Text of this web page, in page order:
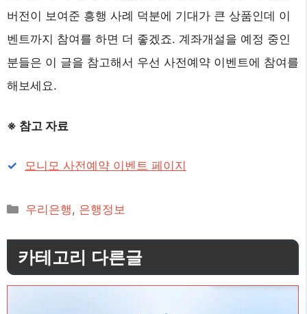
버전이 보여준 흥행 사례 덕분에 기대가 큰 상품인데 이
벤트까지 참여를 하면 더 좋겠죠. 계좌개설을 예정 중인
분들은 이 글을 참고해서 우선 사전예약 이벤트에 참여를
해보세요.
※ 참고 자료
모니모 사전예약 이벤트 페이지
카
고
리
우리은행 , 은행정보
카테고리 다른글